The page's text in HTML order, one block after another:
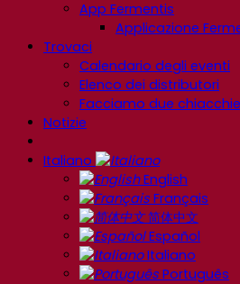
App Fermentis
Applicazione
Trovaci
Calendario degli eventi
Elenco dei distributori
Facciamo due
Notizie
Italiano
English
Français
简体中文
Español
Italiano
Português